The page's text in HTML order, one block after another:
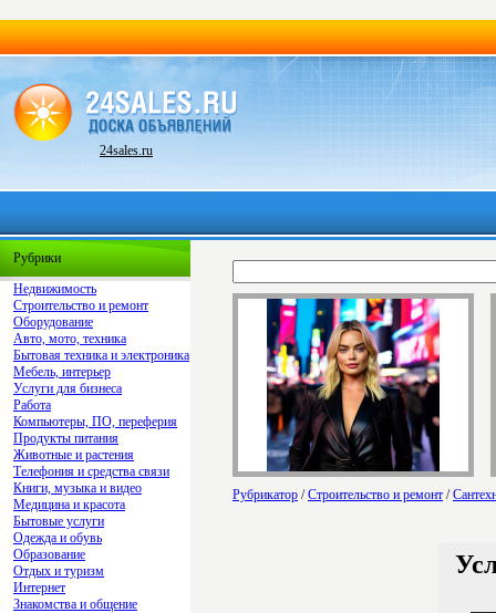
24sales.ru
Рубрики
Недвижимость
Строительство и ремонт
Оборудование
Авто, мото, техника
Бытовая техника и электроника
Мебель, интерьер
Услуги для бизнеса
Работа
Компьютеры, ПО, переферия
Продукты питания
Животные и растения
Телефония и средства связи
Книги, музыка и видео
Медицина и красота
Бытовые услуги
Одежда и обувь
Образование
Отдых и туризм
Интернет
Знакомства и общение
Рубрикатор /Строительство и ремонт /